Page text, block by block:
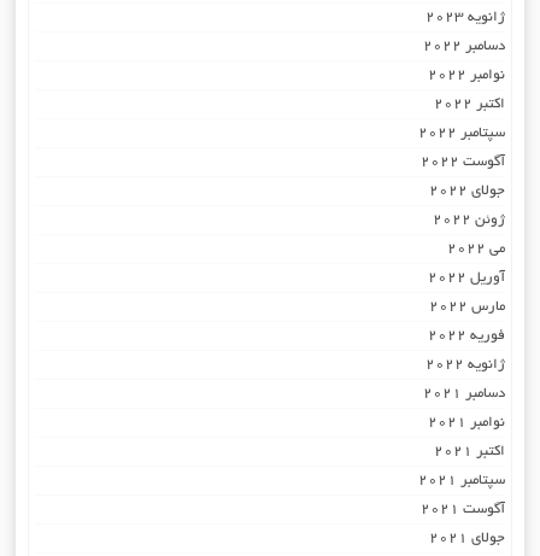
ژانویه 2023
دسامبر 2022
نوامبر 2022
اکتبر 2022
سپتامبر 2022
آگوست 2022
جولای 2022
ژوئن 2022
می 2022
آوریل 2022
مارس 2022
فوریه 2022
ژانویه 2022
دسامبر 2021
نوامبر 2021
اکتبر 2021
سپتامبر 2021
آگوست 2021
جولای 2021